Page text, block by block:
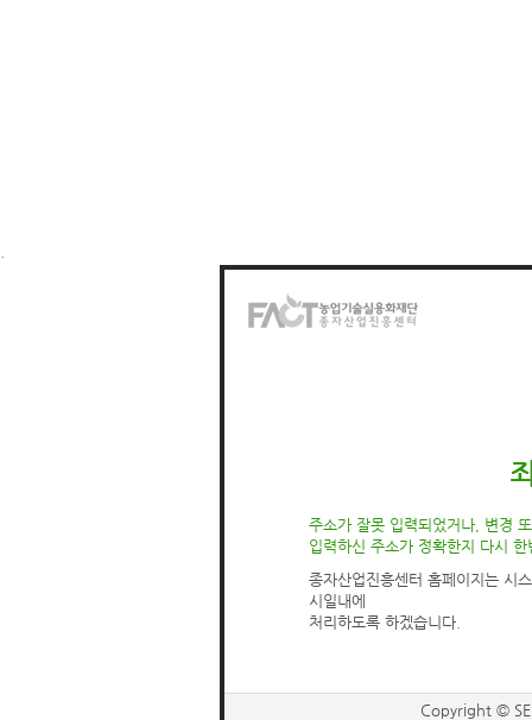
주소가 잘못 입력되었거나, 변경
입력하신 주소가 정확한지 다시
종자산업진흥센터 홈페이지는 시
시일내에
처리하도록 하겠습니다.
Copyright ©